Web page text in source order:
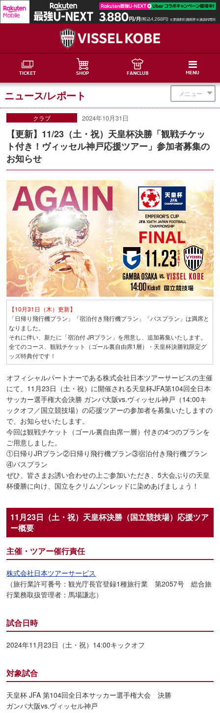
TICKET SHOP FANCLUB MENU
メニュー
ニュース/レポート
クラブ 2024年10月31日
【更新】11/23（土・祝）天皇杯決勝「観戦チケッ
ト付き！ヴィッセル神戸応援ツアー」参加者募集の
お知らせ
【10月31日（木）更新】
「日帰り飛行機プラン」「宿泊付き飛行機プラン」「バスプラン」は満席と
なりました。
それに伴い、新たに「宿泊付 JRプラン」を用意し、追加募集いたします。
全てのコース、観戦チケット（ゴール裏自由席1層）・天皇杯決勝戦限定グ
ッズ特典付です！
オフィシャルパートナーである株式会社日本ツアーサービスの主催
にて、11月23日（土・祝）に開催される天皇杯JFA第104回全日本
サッカー選手権大会決勝 ガンバ大阪vs.ヴィッセル神戸（14:00キ
ックオフ／国立競技場）の応援ツアーの参加者を募集いたしますの
で、お知らせいたします。
今回は観戦チケット（ゴール裏自由席一層）付きの4つのプランを
ご用意しました。
①日帰りJRプラン②日帰り飛行機プラン③宿泊付き飛行機プラン
④バスプラン
ぜひ、皆さまお誘い合わせの上ご参加いただき、5大会ぶりの天皇
杯優勝に向け、国立をクリムゾンレッドに染めあげましょう！
11月23日（土・祝）天皇杯決勝（国立競技場）応援ツア
ー概要
主催・ツアー催行責任
株式会社日本ツアーサービス
（旅行業許可番号：観光庁長官登録1種旅行業 第2057号 総合旅
行業務取扱管理者：馬場謙志）
試合日時
2024年11月23日（土・祝）14:00キックオフ
対象試合
天皇杯 JFA 第104回全日本サッカー選手権大会 決勝
ガンバ大阪vs.ヴィッセル神戸